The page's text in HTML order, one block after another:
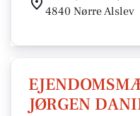
4840 Nørre Alslev
JØRGEN